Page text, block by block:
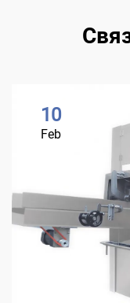
10
Feb